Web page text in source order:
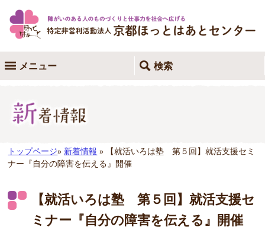
メニュー 検索
トップページ» 新着情報 » 【就活いろは塾 第５回】就活支援セミ
ナー『自分の障害を伝える』開催
【就活いろは塾 第５回】就活支援セ
ミナー『自分の障害を伝える』開催